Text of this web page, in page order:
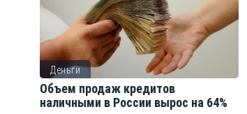
Деньги
Объем продаж кредитов
наличными в России вырос на 64%